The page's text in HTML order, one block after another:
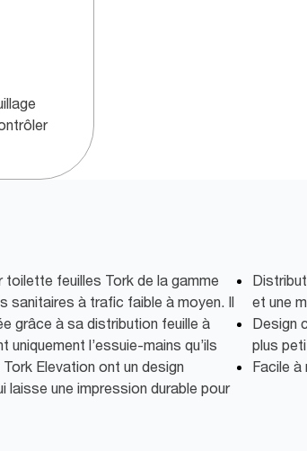
toilette feuilles Tork de la gamme
sanitaires à trafic faible à moyen. Il
grâce à sa distribution feuille à
l’essuie-mains qu’ils
Elevation ont un design
laisse une impression durable pour
et une
Design
plus
Facile à